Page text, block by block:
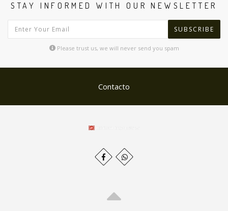
STAY INFORMED WITH OUR NEWSLETTER
SUBSCRIBE
Please trust us, we will never send you spam
Contacto